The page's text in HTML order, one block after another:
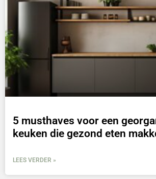
5 musthaves voor een
keuken die gezond eten
LEES VERDER »